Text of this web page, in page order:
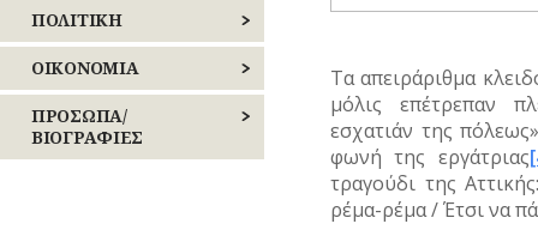
ΠΟΛΙΤΙΚΗ
ΕΚΛΟΓΕΣ
ΕΠΑΝΑΣΤΑΣΕΙΣ
ΚΙΝΗΜΑΤΑ
ΟΙΚΟΝΟΜΙΑ
ΒΙΟΜΗΧΑΝΙΑ
–
ΕΜΠΟΡΙΟ
ΠΡΟΣΩΠΑ/
ΒΙΟΓΡΑΦΙΕΣ
Τα απειράριθμα
μόλις επέτρεπαν
εσχατιάν της
φωνή της εργάτριας
τραγούδι της
ρέμα-ρέμα / Έτσι να